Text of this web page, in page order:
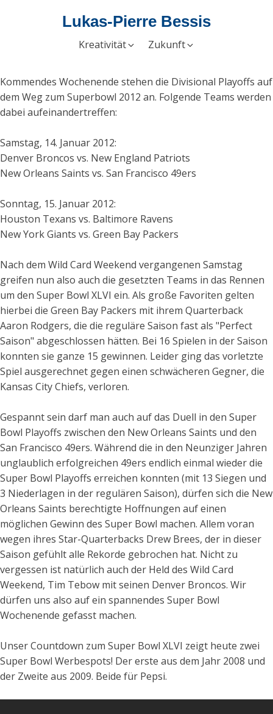
Lukas-Pierre Bessis
Kreativität Zukunft
Kommendes Wochenende stehen die Divisional Playoffs auf
dem Weg zum Superbowl 2012 an. Folgende Teams werden
dabei aufeinandertreffen:
Samstag, 14. Januar 2012:
Denver Broncos vs. New England Patriots
New Orleans Saints vs. San Francisco 49ers
Sonntag, 15. Januar 2012:
Houston Texans vs. Baltimore Ravens
New York Giants vs. Green Bay Packers
Nach dem Wild Card Weekend vergangenen Samstag
greifen nun also auch die gesetzten Teams in das Rennen
um den Super Bowl XLVI ein. Als große Favoriten gelten
hierbei die Green Bay Packers mit ihrem Quarterback
Aaron Rodgers, die die reguläre Saison fast als "Perfect
Saison" abgeschlossen hätten. Bei 16 Spielen in der Saison
konnten sie ganze 15 gewinnen. Leider ging das vorletzte
Spiel ausgerechnet gegen einen schwächeren Gegner, die
Kansas City Chiefs, verloren.
Gespannt sein darf man auch auf das Duell in den Super
Bowl Playoffs zwischen den New Orleans Saints und den
San Francisco 49ers. Während die in den Neunziger Jahren
unglaublich erfolgreichen 49ers endlich einmal wieder die
Super Bowl Playoffs erreichen konnten (mit 13 Siegen und
3 Niederlagen in der regulären Saison), dürfen sich die New
Orleans Saints berechtigte Hoffnungen auf einen
möglichen Gewinn des Super Bowl machen. Allem voran
wegen ihres Star-Quarterbacks Drew Brees, der in dieser
Saison gefühlt alle Rekorde gebrochen hat. Nicht zu
vergessen ist natürlich auch der Held des Wild Card
Weekend, Tim Tebow mit seinen Denver Broncos. Wir
dürfen uns also auf ein spannendes Super Bowl
Wochenende gefasst machen.
Unser Countdown zum Super Bowl XLVI zeigt heute zwei
Super Bowl Werbespots! Der erste aus dem Jahr 2008 und
der Zweite aus 2009. Beide für Pepsi.